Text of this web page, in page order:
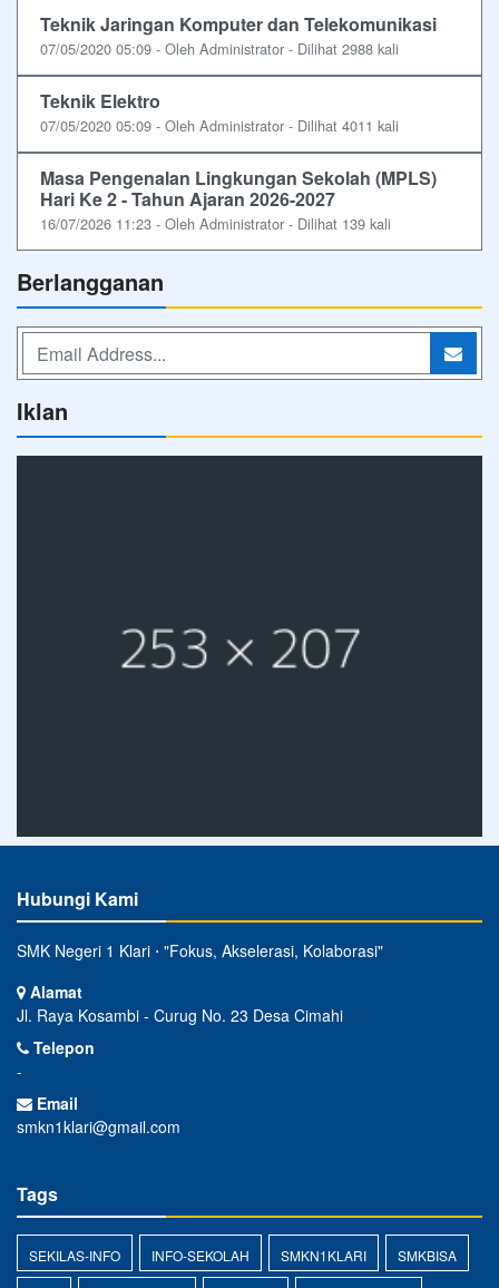
Teknik Jaringan Komputer dan Telekomunikasi
07/05/2020 05:09 - Oleh Administrator - Dilihat 2988 kali
Teknik Elektro
07/05/2020 05:09 - Oleh Administrator - Dilihat 4011 kali
Masa Pengenalan Lingkungan Sekolah (MPLS)
Hari Ke 2 - Tahun Ajaran 2026-2027
16/07/2026 11:23 - Oleh Administrator - Dilihat 139 kali
Berlangganan
Iklan
Hubungi Kami
SMK Negeri 1 Klari ⋅ "Fokus, Akselerasi, Kolaborasi"
Alamat
Jl. Raya Kosambi - Curug No. 23 Desa Cimahi
Telepon
-
Email
smkn1klari@gmail.com
Tags
SEKILAS-INFO INFO-SEKOLAH SMKN1KLARI SMKBISA